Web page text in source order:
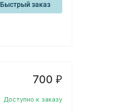
Быстрый заказ
700 ₽
Доступно к заказу